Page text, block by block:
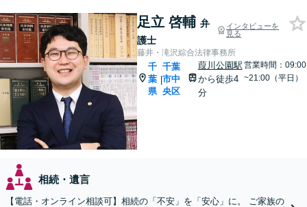
足立 啓輔 弁
護士
インタビューを
見る
藤井・滝沢綜合法律事務所
千
葉
県
|
千葉
市中
央区
葭川公園駅
から徒歩4
分
営業時間：09:00
~21:00（平日）
相続・遺言
【電話・オンライン相談可】相続の「不安」を「安心」に。 ご家族の